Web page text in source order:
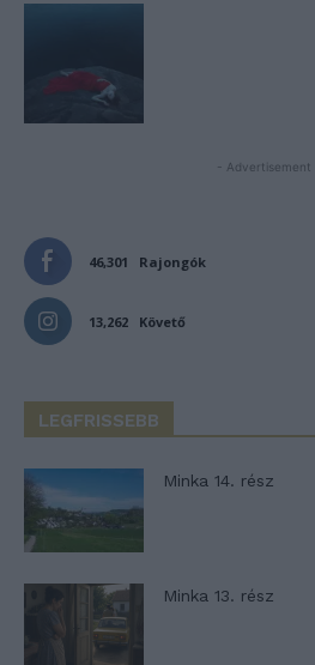
- Advertisement -
46,301 Rajongók
13,262 Követő
LEGFRISSEBB
Minka 14. rész
Minka 13. rész